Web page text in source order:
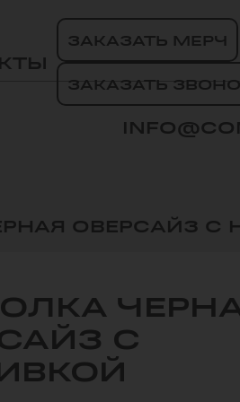
ЗАКАЗАТЬ МЕРЧ
ЗАКАЗАТЬ
ОВЕРСАЙЗ С
С